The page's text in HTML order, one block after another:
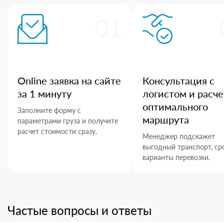
Online заявка на сайте
за 1 минуту
Заполните форму с
параметрами груза и получите
расчет стоимости сразу.
Консультация с
логистом и
оптимального
маршрута
Менеджер подскажет
выгодный транспорт,
варианты перевозки.
Частые вопросы и ответы